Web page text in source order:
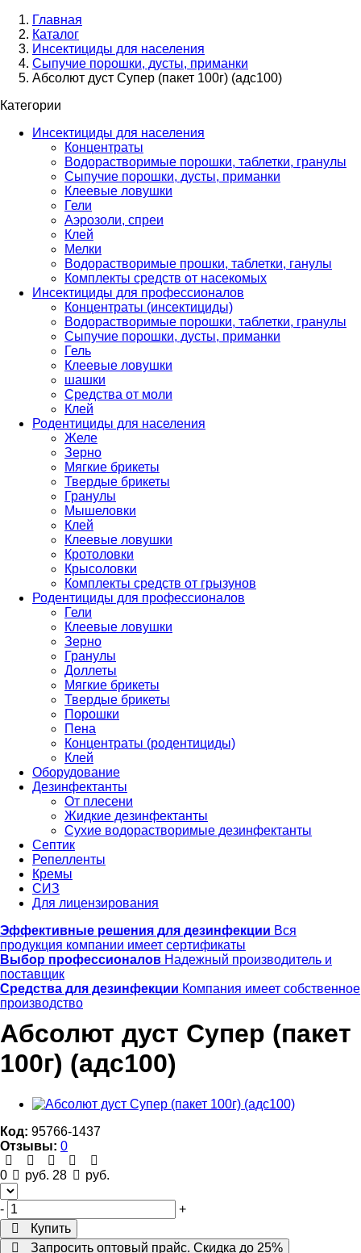
Главная
Каталог
Инсектициды для населения
Сыпучие порошки, дусты, приманки
Абсолют дуст Супер (пакет 100г) (адс100)
Категории
Инсектициды для населения
Концентраты
Водорастворимые порошки, таблетки, гранулы
Сыпучие порошки, дусты, приманки
Клеевые ловушки
Гели
Аэрозоли, спреи
Клей
Мелки
Водорастворимые прошки, таблетки, ганулы
Комплекты средств от насекомых
Инсектициды для профессионалов
Концентраты (инсектициды)
Водорастворимые порошки, таблетки, гранулы
Сыпучие порошки, дусты, приманки
Гель
Клеевые ловушки
шашки
Средства от моли
Клей
Родентициды для населения
Желе
Зерно
Мягкие брикеты
Твердые брикеты
Гранулы
Мышеловки
Клей
Клеевые ловушки
Кротоловки
Крысоловки
Комплекты средств от грызунов
Родентициды для профессионалов
Гели
Клеевые ловушки
Зерно
Гранулы
Доллеты
Мягкие брикеты
Твердые брикеты
Порошки
Пена
Концентраты (родентициды)
Клей
Оборудование
Дезинфектанты
От плесени
Жидкие дезинфектанты
Сухие водорастворимые дезинфектанты
Септик
Репелленты
Кремы
СИЗ
Для лицензирования
Эффективные решения для дезинфекции Вся
продукция компании имеет сертификаты
Выбор профессионалов Надежный производитель и
поставщик
Средства для дезинфекции Компания имеет собственное
производство
Абсолют дуст Супер (пакет
100г) (адс100)
Код: 95766-1437
Отзывы: 0
0 руб. 28 руб.
-
+
Купить
Запросить оптовый прайс. Скидка до 25%